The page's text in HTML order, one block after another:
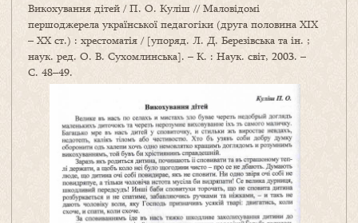
Викохування дітей / П. О. Куліш // Маловідомі
першоджерела української педагогіки (друга половина ХІХ
– ХХ ст.) : хрестоматія / [упоряд. Л. Д. Березівська та ін. ;
наук. ред. О. В. Сухомлинська]. – К. : Наук. світ, 2003. –
С. 48–49.